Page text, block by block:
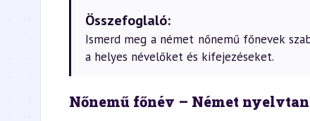
Összefoglaló:
Ismerd meg a német nőnemű főnevek
a helyes névelőket és kifejezéseket.
Nőnemű főnév – Német nyelvtan